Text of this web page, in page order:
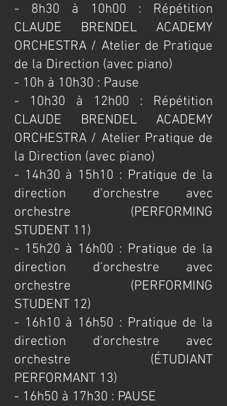
​- 8h30 à 10h00 : Répétition
CLAUDE BRENDEL ACADEMY
ORCHESTRA / Atelier de Pratique
de la Direction (avec piano)
- 10h à 10h30 : Pause
- 10h30 à 12h00 : Répétition
CLAUDE BRENDEL ACADEMY
ORCHESTRA / Atelier Pratique de
la Direction (avec piano)
- 14h30 à 15h10 : Pratique de la
direction d'orchestre avec
orchestre (PERFORMING
STUDENT 11)
- 15h20 à 16h00 : Pratique de la
direction d'orchestre avec
orchestre (PERFORMING
STUDENT 12)
- 16h10 à 16h50 : Pratique de la
direction d'orchestre avec
orchestre (ÉTUDIANT
PERFORMANT 13)
- 16h50 à 17h30 : PAUSE